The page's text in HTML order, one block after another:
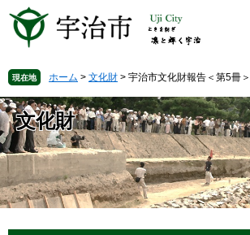
先
で
す
。
を
ば
し
て
本
文
へ
現在地 ホーム > 文化財 > 宇治市文化財報告＜第5冊＞
文化財